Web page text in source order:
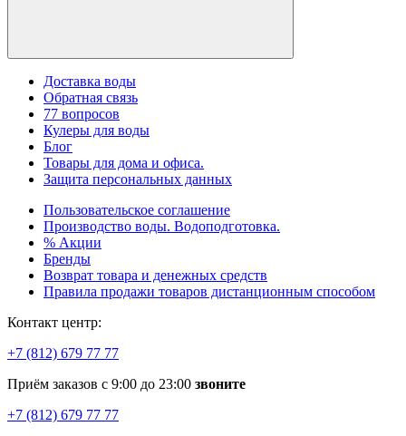
Доставка воды
Обратная связь
77 вопросов
Кулеры для воды
Блог
Товары для дома и офиса.
Защита персональных данных
Пользовательское соглашение
Производство воды. Водоподготовка.
% Акции
Бренды
Возврат товара и денежных средств
Правила продажи товаров дистанционным способом
Контакт центр:
+7 (812) 679 77 77
Приём заказов с 9:00 до 23:00 звоните
+7 (812) 679 77 77